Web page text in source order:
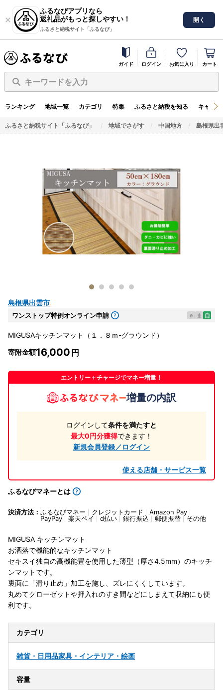
ふるなびアプリなら
返礼品がもっと探しやすい！
ふるさと納税サイト「ふるなび」
開く
ガイド ログイン お気に入り カート
キーワードを入力
ランキング 地域一覧 カテゴリ 特集 ふるさと納税を知る キャン
ふるさと納税サイト「ふるなび」 地域でさがす 中国地方 島根県出
島根県出雲市
ワンストップ特例オンライン申請 e ま 自
MIGUSAキッチンマット（１．８ｍ-グラウンド）
寄附金額16,000
エントリー＋チャージでマネー増量！
増量の内訳
ログインして条件を満たすと
最大0円分獲得できます！
新規会員登録／ログイン
使える店舗・サービス一覧
ふるなびマネーとは
決済方法： ふるなびマネー クレジットカード
Amazon Pay
PayPay
楽天ペイ d払い 銀行振込 郵便振替 その他
MIGUSA キッチンマット
お洒落で機能的なキッチンマット
セキスイ独自の高機能畳を使用した薄型（厚さ4.5mm）のキッチ
ンマットです。
裏面に「滑り止め」加工を施し、ズレにくくしています。
丸めてクローゼットや押入れのすき間などにしまえて収納にも便
利です。
カテゴリ
雑貨・日用品家具・インテリア・絵画
容量